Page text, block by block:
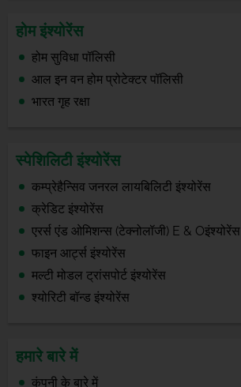
होम इंश्योरेंस
होम सुविधा पॉलिसी
आल इन वन होम प्रोटेक्टर पॉलिसी
भारत गृह रक्षा
स्पेशिलिटी इंश्योरेंस
कम्प्रेहैन्सिव जनरल लायबिलिटी इंश्योरेंस
क्रेडिट इंश्योरेंस
एरर्स एंड ओमिशन्स (टेक्नोलॉजी) E & Oइंश्योरेंस
फाइन आर्ट्स इंश्योरेंस
मल्टी मोडल ट्रांसपोर्ट इंश्योरेंस
श्योरिटी बॉन्ड इंश्योरेंस
हमारे बारे में
कंपनी के बारे में